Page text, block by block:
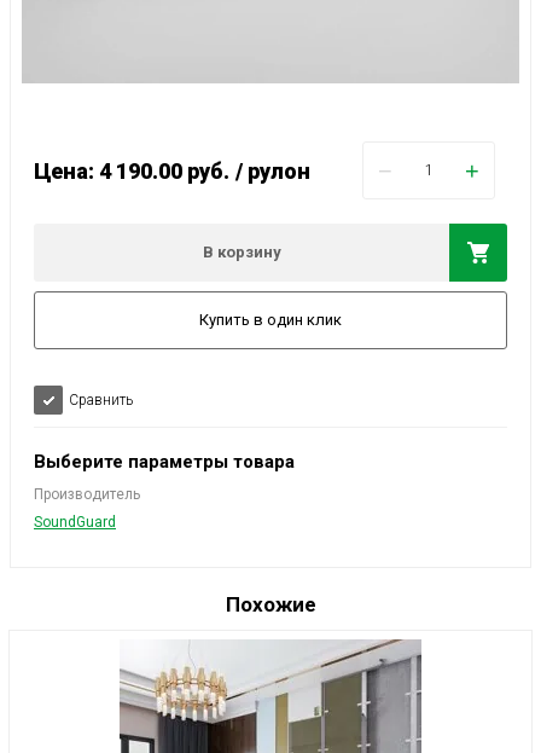
Цена: 4 190.00 руб. / рулон − +
В корзину
Купить в один клик
Сравнить
Выберите параметры товара
Производитель
SoundGuard
Похожие